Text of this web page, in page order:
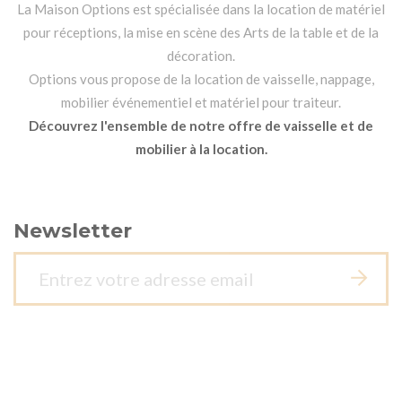
La Maison Options est spécialisée dans la location de matériel
pour réceptions, la mise en scène des Arts de la table et de la
décoration.
Options vous propose de la location de vaisselle, nappage,
mobilier événementiel et matériel pour traiteur.
Découvrez l'ensemble de notre offre de vaisselle et de
mobilier à la location.
Newsletter